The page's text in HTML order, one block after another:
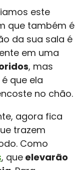
este
que também é
da sua sala é
em uma
, mas
que ela
no chão.
agora fica
trazem
Como
, que elevarão